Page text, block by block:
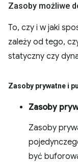
Zasoby możliwe
To, czy i w jaki
zależy od tego,
statyczny czy
Zasoby prywatne i
Zasoby
Zasoby
być